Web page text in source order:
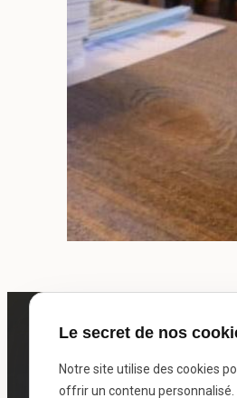
Le secret de nos
Notre site utilise des cookies
offrir un contenu